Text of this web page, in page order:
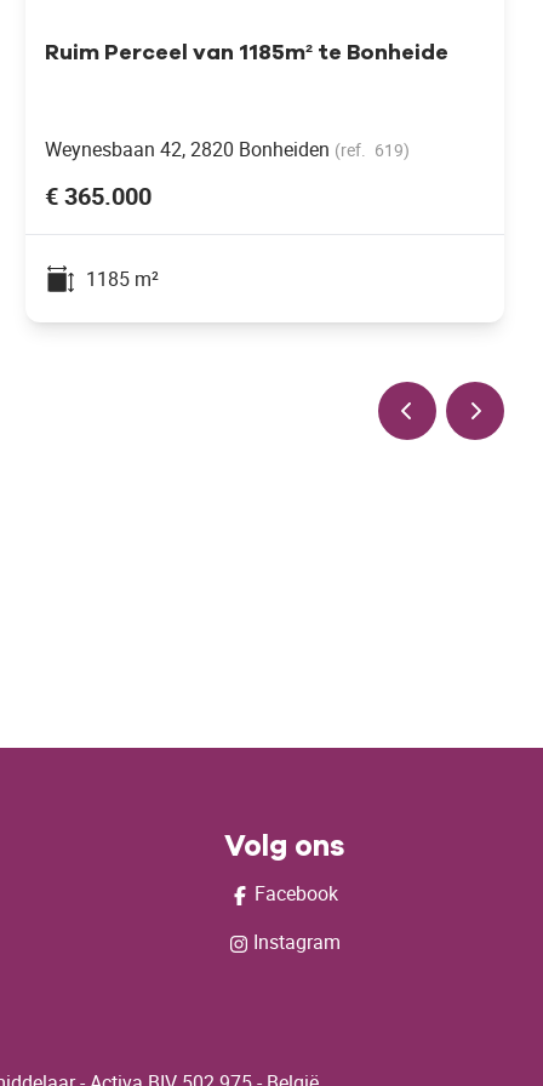
Ruim Perceel van 1185m² te Bonheide
Weynesbaan 42, 2820 Bonheiden (ref. 619)
€ 365.000
1185 m²
Volg ons
Facebook
Instagram